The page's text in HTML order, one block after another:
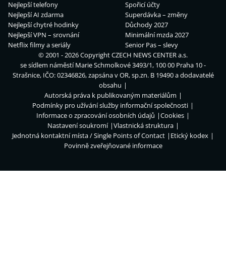
Nejlepší telefony
Nejlepší AI zdarma
Nejlepší chytré hodinky
Nejlepší VPN – srovnání
Netflix filmy a seriály
Spořicí účty
Superdávka – změny
Důchody 2027
Minimální mzda 2027
Senior Pas – slevy
© 2001 - 2026 CopyrightCZECH NEWS CENTER a.s.
se sídlem náměstí Marie Schmolkové 3493/1, 100 00 Praha 10 -
Strašnice, IČO: 02346826, zapsána v OR, sp.zn. B 19490 a dodavatelé
obsahu
Autorská práva k publikovaným materiálům
Podmínky pro užívání služby informační společnosti
Informace o zpracování osobních údajů
Cookies
Nastavení soukromí
Vlastnická struktura
Jednotná kontaktní místa / Single Points of Contact
Etický kodex
Povinně zveřejňované informace